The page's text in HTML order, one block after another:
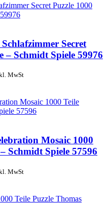
Secret
– Schmidt Spiele 59976
€.
MwSt
Mosaic 1000
Schmidt Spiele 57596
€.
MwSt